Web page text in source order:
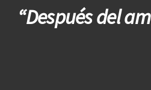
“Después del